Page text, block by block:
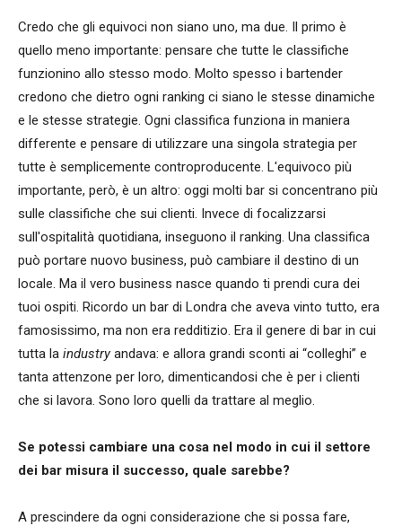
Credo che gli equivoci non siano uno, ma due. Il primo è
quello meno importante: pensare che tutte le classifiche
funzionino allo stesso modo. Molto spesso i bartender
credono che dietro ogni ranking ci siano le stesse dinamiche
e le stesse strategie. Ogni classifica funziona in maniera
differente e pensare di utilizzare una singola strategia per
tutte è semplicemente controproducente. L'equivoco più
importante, però, è un altro: oggi molti bar si concentrano più
sulle classifiche che sui clienti. Invece di focalizzarsi
sull'ospitalità quotidiana, inseguono il ranking. Una classifica
può portare nuovo business, può cambiare il destino di un
locale. Ma il vero business nasce quando ti prendi cura dei
tuoi ospiti. Ricordo un bar di Londra che aveva vinto tutto, era
famosissimo, ma non era redditizio. Era il genere di bar in cui
tutta la industryandava: e allora grandi sconti ai “colleghi” e
tanta attenzone per loro, dimenticandosi che è per i clienti
che si lavora. Sono loro quelli da trattare al meglio.
Se potessi cambiare una cosa nel modo in cui il settore
dei bar misura il successo, quale sarebbe?
A prescindere da ogni considerazione che si possa fare,